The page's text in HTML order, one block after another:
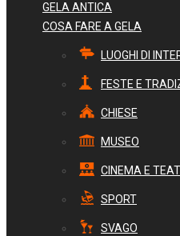
GELA ANTICA
COSA FARE A GELA
LUOGHI DI
FESTE E
CHIESE
MUSEO
CINEMA E
SPORT
SVAGO